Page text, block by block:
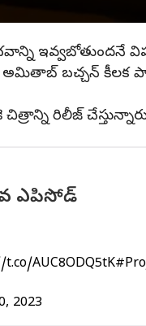
అంశాలు చాలానే
బచ్చన్ కీలక
రిలీజ్
ఎపిసోడ్
AUC8ODQ5tK
2023